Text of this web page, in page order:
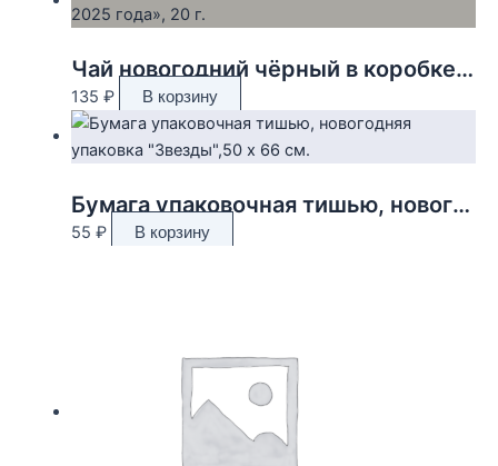
Чай новогодний чёрный в коробке «Золотого 2025 года», 20 г.
135 ₽ В корзину
Бумага упаковочная тишью, новогодняя упаковка «Звезды»,50 х 66 см.
55 ₽ В корзину